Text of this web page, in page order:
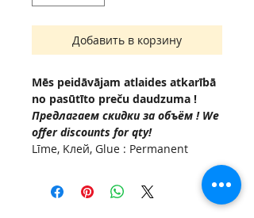
Добавить в корзину
Mēs peidāvājam atlaides atkarībā
no pasūtīto preču daudzuma !
Предлагаем скидки за объём ! We
offer discounts for qty!
Līme, Kлей, Glue : Permanent
+50°C.
Serdenis , Внутренняя втулка,